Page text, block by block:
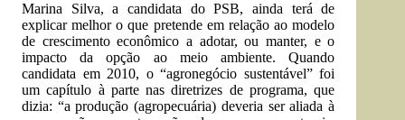
Marina Silva, a candidata do PSB, ainda terá de
explicar melhor o que pretende em relação ao modelo
de crescimento econômico a adotar, ou manter, e o
impacto da opção ao meio ambiente. Quando
candidata em 2010, o “agronegócio sustentável” foi
um capítulo à parte nas diretrizes de programa, que
dizia: “a produção (agropecuária) deveria ser aliada à